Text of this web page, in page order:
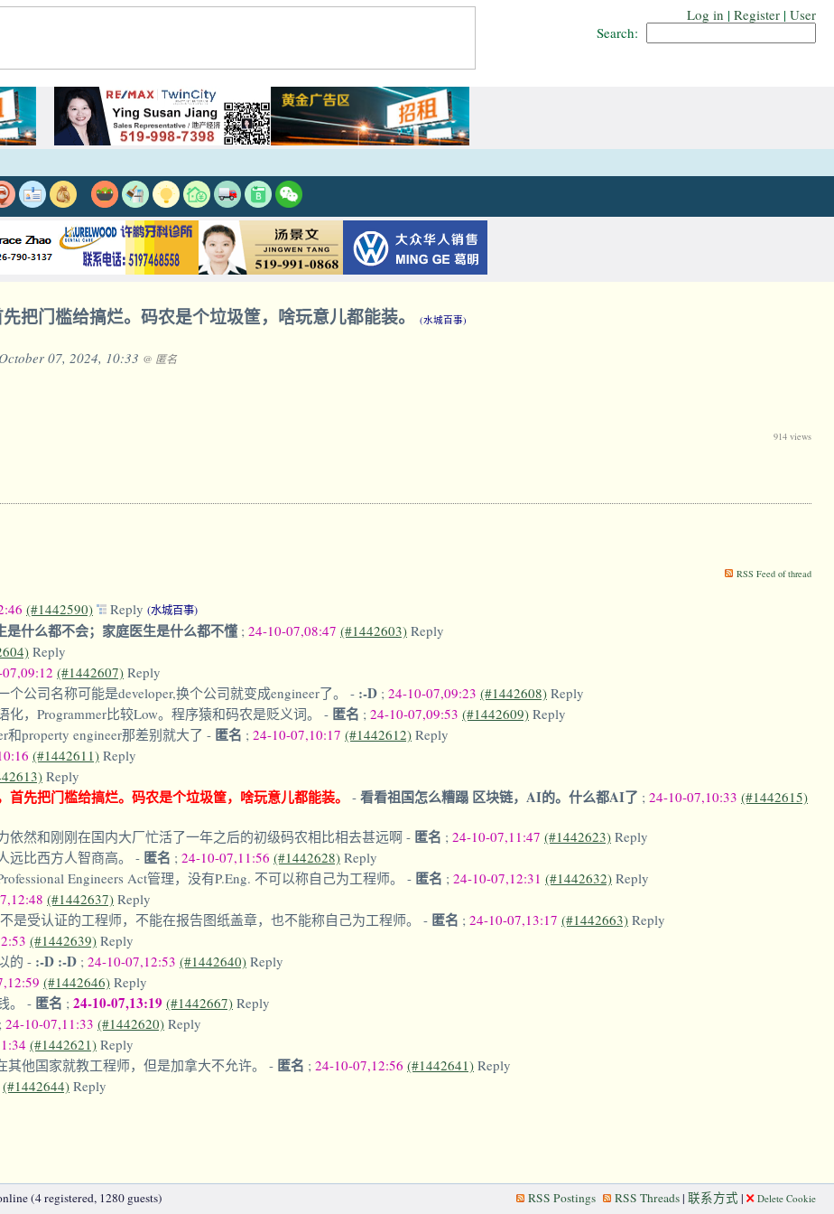
Log in | Register | User
Search:
把门槛给搞烂。码农是个垃圾筐，啥玩意儿都能装。 (水城百事)
07, 2024, 10:33 @ 匿名
914 views
RSS Feed of thread
(#1442590) Reply (水城百事)
是什么都不会；家庭医生是什么都不懂 ; 24-10-07,08:47 (#1442603) Reply
Reply
(#1442607) Reply
公司名称可能是developer,换个公司就变成engineer了。 - :-D ; 24-10-07,09:23 (#1442608) Reply
，Programmer比较Low。程序猿和码农是贬义词。 - 匿名 ; 24-10-07,09:53 (#1442609) Reply
property engineer那差别就大了 - 匿名 ; 24-10-07,10:17 (#1442612) Reply
(#1442611) Reply
Reply
先把门槛给搞烂。码农是个垃圾筐，啥玩意儿都能装。 - 看看祖国怎么糟蹋 区块链，AI的。什么都AI了 ; 24-10-07,10:33 (#1442615)
依然和刚刚在国内大厂忙活了一年之后的初级码农相比相去甚远啊 - 匿名 ; 24-10-07,11:47 (#1442623) Reply
远比西方人智商高。 - 匿名 ; 24-10-07,11:56 (#1442628) Reply
Engineers Act管理，没有P.Eng. 不可以称自己为工程师。 - 匿名 ; 24-10-07,12:31 (#1442632) Reply
(#1442637) Reply
是受认证的工程师，不能在报告图纸盖章，也不能称自己为工程师。 - 匿名 ; 24-10-07,13:17 (#1442663) Reply
(#1442639) Reply
的 - :-D :-D ; 24-10-07,12:53 (#1442640) Reply
(#1442646) Reply
。 - 匿名 ; 24-10-07,13:19 (#1442667) Reply
; 24-10-07,11:33 (#1442620) Reply
(#1442621) Reply
他国家就教工程师，但是加拿大不允许。 - 匿名 ; 24-10-07,12:56 (#1442641) Reply
(#1442644) Reply
(4 registered, 1280 guests) RSS Postings RSS Threads| 联系方式 | Delete Cookie